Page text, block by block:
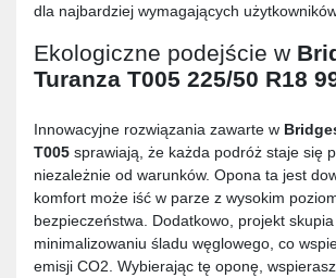
dla najbardziej wymagających
Ekologiczne podejście w
Turanza T005 225/50 R18
Innowacyjne rozwiązania zawarte w
T005 sprawiają, że każda podróż staje się
niezależnie od warunków. Opona ta jest
komfort może iść w parze z wysokim
bezpieczeństwa. Dodatkowo, projekt
minimalizowaniu śladu węglowego, co
emisji CO2. Wybierając tę oponę,